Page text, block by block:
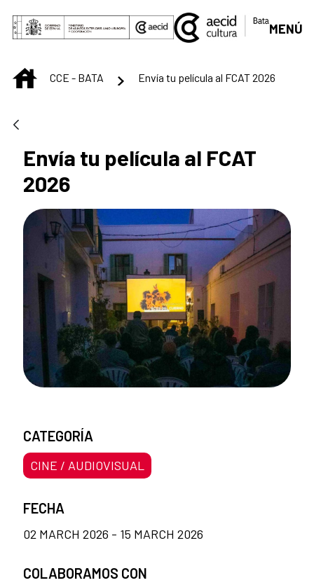
Skip to Main Content
MENÚ
INICIOCCE - BATA Envía tu película al FCAT 2026
Envía tu película al FCAT
2026
CATEGORÍA
CINE / AUDIOVISUAL
FECHA
02 MARCH 2026 - 15 MARCH 2026
COLABORAMOS CON